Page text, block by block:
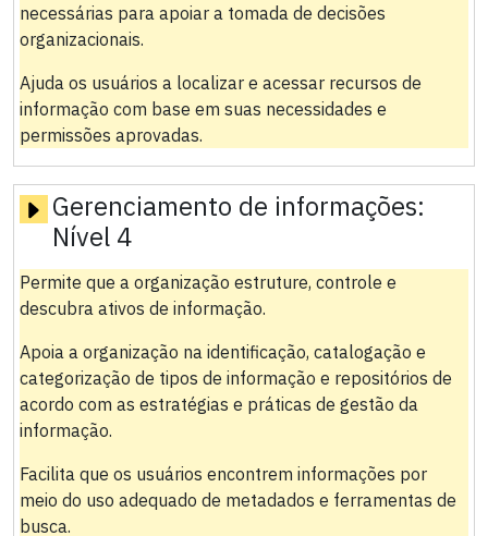
necessárias para apoiar a tomada de decisões
organizacionais.
Ajuda os usuários a localizar e acessar recursos de
informação com base em suas necessidades e
permissões aprovadas.
Gerenciamento de informações:
Nível 4
Permite que a organização estruture, controle e
descubra ativos de informação.
Apoia a organização na identificação, catalogação e
categorização de tipos de informação e repositórios de
acordo com as estratégias e práticas de gestão da
informação.
Facilita que os usuários encontrem informações por
meio do uso adequado de metadados e ferramentas de
busca.